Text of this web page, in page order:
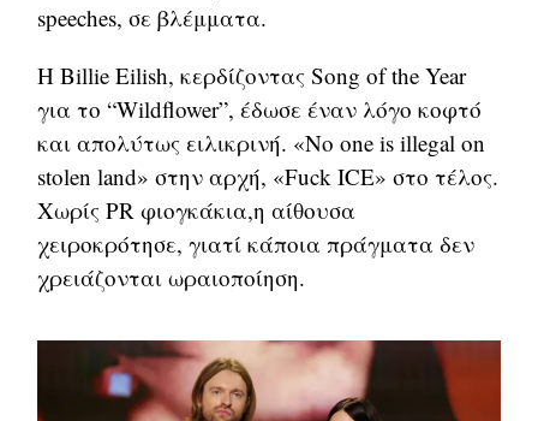
speeches, σε βλέμματα.
Η Billie Eilish, κερδίζοντας Song of the Year
για το “Wildflower”, έδωσε έναν λόγο κοφτό
και απολύτως ειλικρινή. «No one is illegal on
stolen land» στην αρχή, «Fuck ICE» στο τέλος.
Χωρίς PR φιογκάκια,η αίθουσα
χειροκρότησε, γιατί κάποια πράγματα δεν
χρειάζονται ωραιοποίηση.